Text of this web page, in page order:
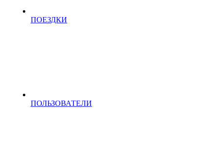
ПОЕЗДКИ
ПОЛЬЗОВАТЕЛИ